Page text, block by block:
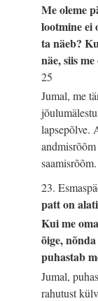
Me oleme
lootmine ei
ta näeb?
näe, siis
25
Jumal, me
lapsepõlve.
saamisrõõm.
23.
patt on
Kui me
õige,
puhastab
Jumal,
rahutust